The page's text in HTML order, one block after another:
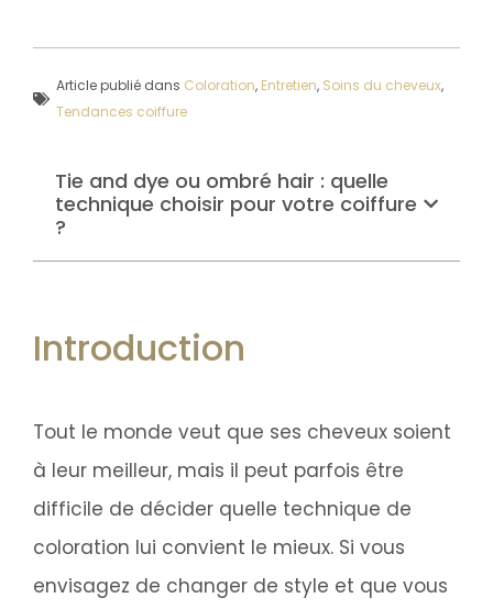
Article publié dans Coloration, Entretien, Soins du cheveux,
Tendances coiffure
Tie and dye ou ombré hair : quelle
technique choisir pour votre coiffure
?
Introduction
Tout le monde veut que ses cheveux soient
à leur meilleur, mais il peut parfois être
difficile de décider quelle technique de
coloration lui convient le mieux. Si vous
envisagez de changer de style et que vous